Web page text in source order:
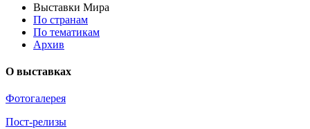
Выставки Мира
По странам
По тематикам
Архив
О выставках
Фотогалерея
Пост-релизы